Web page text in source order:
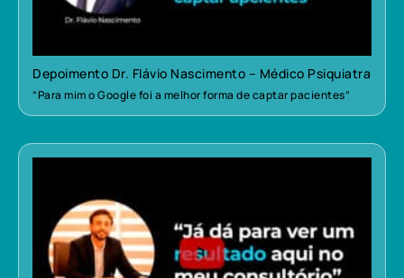
Depoimento Dr. Flávio Nascimento – Médico Psiquiatra
“Para mim o Google foi a melhor forma de captar pacientes”